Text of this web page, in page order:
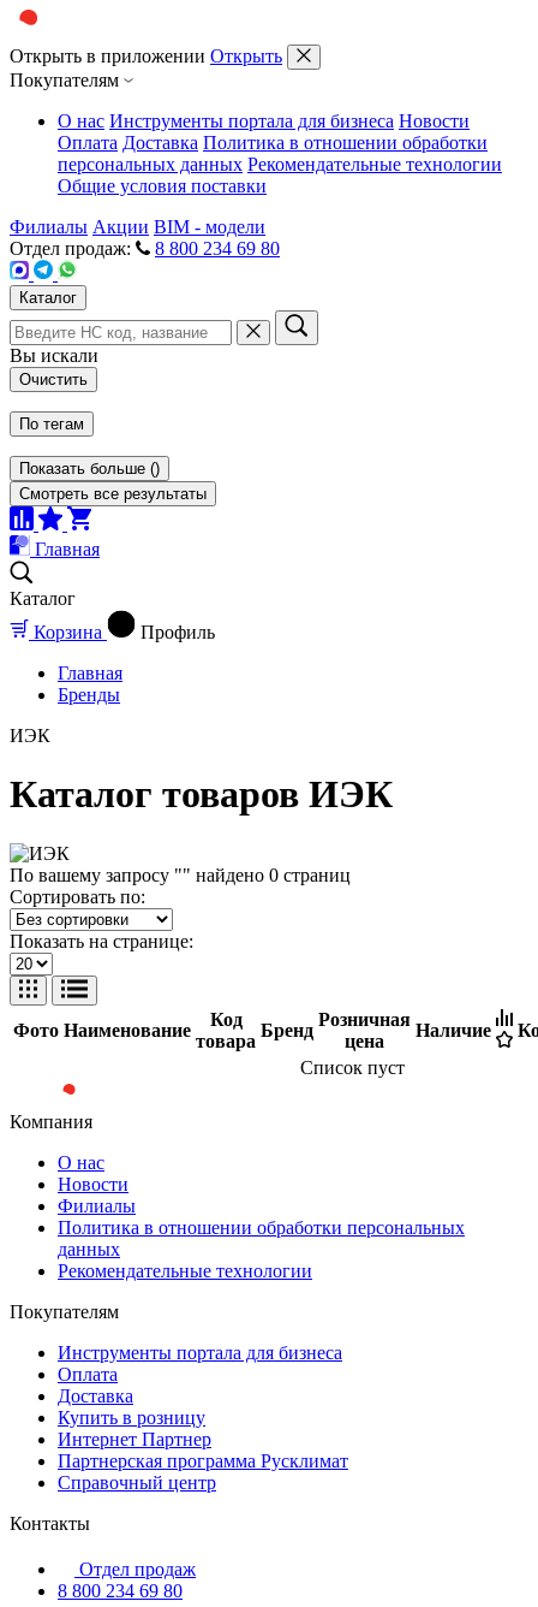
Открыть в приложении Открыть
Покупателям
О нас Инструменты портала для бизнеса Новости
Оплата Доставка Политика в отношении обработки
персональных данных Рекомендательные технологии
Общие условия поставки
Филиалы Акции BIM - модели
Отдел продаж:
8 800 234 69 80
Каталог
Вы искали
Очистить
По тегам
Показать больше ()
Смотреть все результаты
Главная
Каталог
Корзина
Профиль
Главная
Бренды
ИЭК
Каталог товаров ИЭК
По вашему запросу "" найдено 0 страниц
Сортировать по:
Показать на странице:
Фото Наименование
Код
товара
Бренд
Розничная
цена
Наличие
Список пуст
Компания
О нас
Новости
Филиалы
Политика в отношении обработки персональных
данных
Рекомендательные технологии
Покупателям
Инструменты портала для бизнеса
Оплата
Доставка
Купить в розницу
Интернет Партнер
Партнерская программа Русклимат
Справочный центр
Контакты
Отдел продаж
8 800 234 69 80